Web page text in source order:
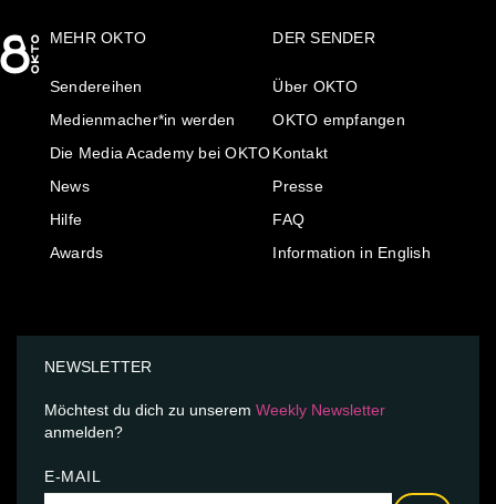
MEHR OKTO
Sendereihen
Medienmacher*in werden
Die Media Academy bei OKTO
News
Hilfe
Awards
DER SENDER
Über OKTO
OKTO empfangen
Kontakt
Presse
FAQ
Information in English
NEWSLETTER
Möchtest du dich zu unserem Weekly Newsletter
anmelden?
E-MAIL